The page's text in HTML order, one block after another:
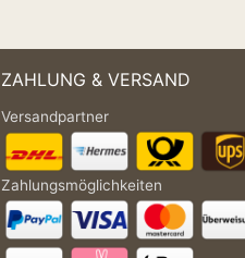
ZAHLUNG & VERSAND
Versandpartner
Zahlungsmöglichkeiten